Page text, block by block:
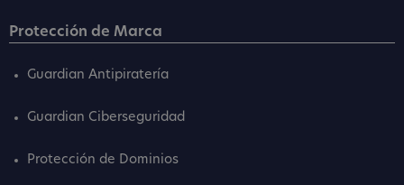
Protección de Marca
Guardian Antipiratería
Guardian Ciberseguridad
Protección de Dominios